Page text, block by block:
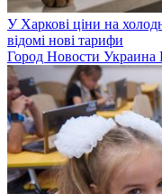
У Харкові ціни на
відомі нові тарифи
Город Новости Украина